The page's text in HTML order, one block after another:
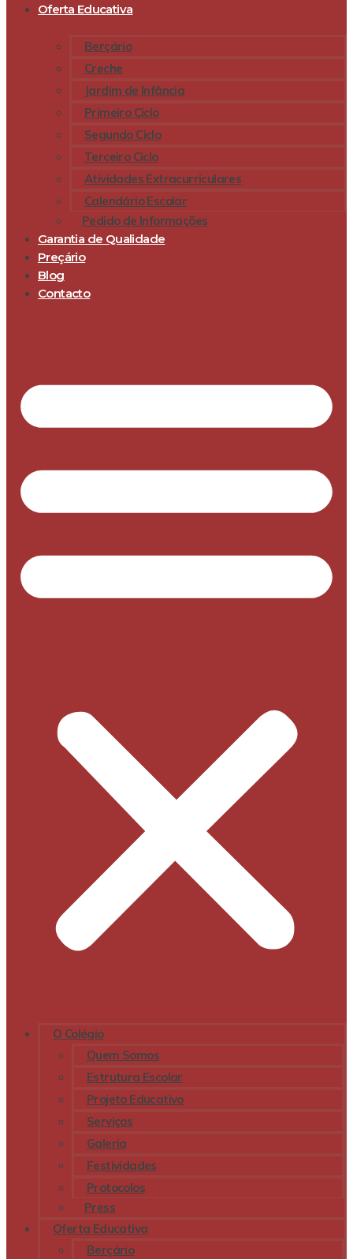
Oferta Educativa
Berçário
Creche
Jardim de Infância
Primeiro Ciclo
Segundo Ciclo
Terceiro Ciclo
Atividades Extracurriculares
Calendário Escolar
Pedido de Informações
Garantia de Qualidade
Preçário
Blog
Contacto
O Colégio
Quem Somos
Estrutura Escolar
Projeto Educativo
Serviços
Galeria
Festividades
Protocolos
Press
Oferta Educativa
Berçário